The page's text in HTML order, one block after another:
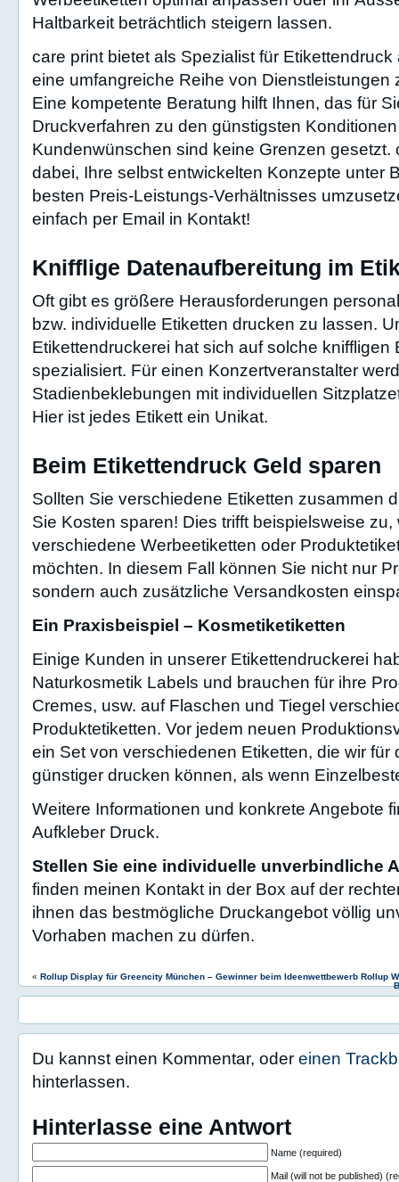
Haltbarkeit beträchtlich steigern lassen.
care print bietet als Spezialist für
eine umfangreiche Reihe von Dienstleistungen
Eine kompetente Beratung hilft Ihnen, das für
Druckverfahren zu den günstigsten
Kundenwünschen sind keine Grenzen gesetzt.
dabei, Ihre selbst entwickelten Konzepte unter
besten Preis-Leistungs-Verhältnisses
einfach per Email in Kontakt!
Knifflige Datenaufbereitung im
Oft gibt es größere Herausforderungen
bzw. individuelle Etiketten drucken zu lassen.
Etikettendruckerei hat sich auf solche kniffligen
spezialisiert. Für einen Konzertveranstalter
Stadienbeklebungen mit individuellen
Hier ist jedes Etikett ein Unikat.
Beim Etikettendruck Geld sparen
Sollten Sie verschiedene Etiketten zusammen
Sie Kosten sparen! Dies trifft beispielsweise
verschiedene Werbeetiketten oder
möchten. In diesem Fall können Sie nicht nur
sondern auch zusätzliche Versandkosten
Ein Praxisbeispiel – Kosmetiketiketten
Einige Kunden in unserer Etikettendruckerei
Naturkosmetik Labels und brauchen für ihre
Cremes, usw. auf Flaschen und Tiegel
Produktetiketten. Vor jedem neuen
ein Set von verschiedenen Etiketten, die wir für
günstiger drucken können, als wenn
Weitere Informationen und konkrete Angebote
Aufkleber Druck.
Stellen Sie eine individuelle unverbindliche
finden meinen Kontakt in der Box auf der
ihnen das bestmögliche Druckangebot völlig
Vorhaben machen zu dürfen.
« Rollup Display für Greencity München – Gewinner beim Ideenwettbewerb Rollup
Du kannst einen Kommentar, oder einen
hinterlassen.
Hinterlasse eine Antwort
Name (required)
Mail (will not be published)